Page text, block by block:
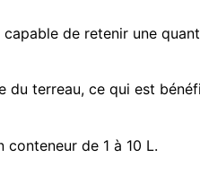
de retenir une
du terreau, ce qui est
de 1 à 10 L.